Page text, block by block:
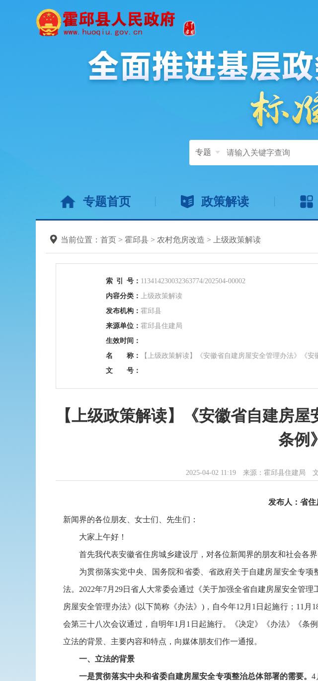
专题
专题首页 政策解读
当前位置： 首页 > 霍邱县 > 农村危房改造 > 上级政策解读
索 引 号： 113414230032363774/202504-00002
内容分类： 上级政策解读
发布机构： 霍邱县
来源单位： 霍邱县住建局
生效时间：
名 称：
【上级政策解读】《安徽省自建房屋安全管理办法》《
文 号：
【上级政策解读】《安徽省自建房
条例
2025-04-02 11:19 来源：霍邱县住建局
发布人：省
新闻界的各位朋友、女士们、先生们：
大家上午好！
首先我代表安徽省住房城乡建设厅，对各位新闻界的朋友和社会各
为贯彻落实党中央、国务院和省委、省政府关于自建房屋安全专
法。2022年7月29日省人大常委会通过《关于加强全省自建房屋安全管
房屋安全管理办法》(以下简称《办法》)，自今年12月1日起施行；11
会第三十八次会议通过，自明年1月1日起施行。《决定》《办法》《条
立法的背景、主要内容和特点，向媒体朋友们作一通报。
一、立法的背景
一是贯彻落实中央和省委自建房屋安全专项整治总体部署的需要。4